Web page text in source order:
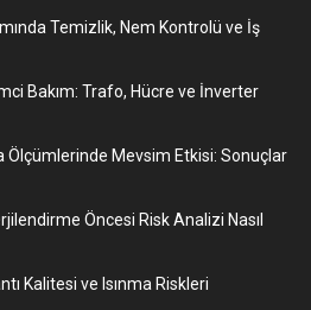
Temizlik, Nem Kontrolü ve İş
Bakım: Trafo, Hücre ve İnverter
Ölçümlerinde Mevsim Etkisi: Sonuçlar
Öncesi Risk Analizi Nasıl
Kalitesi ve Isınma Riskleri